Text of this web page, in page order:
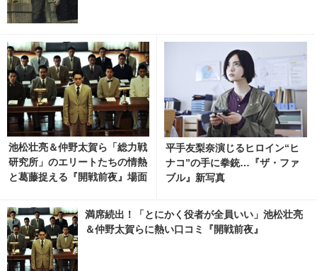
池松壮亮＆仲野太賀ら「総力戦
研究所」のエリートたちの情熱
と葛藤捉える『開戦前夜』場面
平手友梨奈演じるヒロイン“ヒ
ナコ”の手に拳銃…『ザ・ファ
ブル』新写真
満席続出！「とにかく役者が全員いい」池松壮亮
＆仲野太賀らに熱い口コミ『開戦前夜』